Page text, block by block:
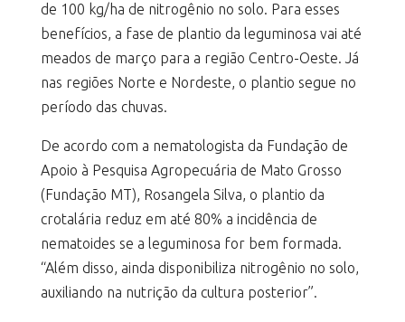
de 100 kg/ha de nitrogênio no solo. Para esses
benefícios, a fase de plantio da leguminosa vai até
meados de março para a região Centro-Oeste. Já
nas regiões Norte e Nordeste, o plantio segue no
período das chuvas.
De acordo com a nematologista da Fundação de
Apoio à Pesquisa Agropecuária de Mato Grosso
(Fundação MT), Rosangela Silva, o plantio da
crotalária reduz em até 80% a incidência de
nematoides se a leguminosa for bem formada.
“Além disso, ainda disponibiliza nitrogênio no solo,
auxiliando na nutrição da cultura posterior”.